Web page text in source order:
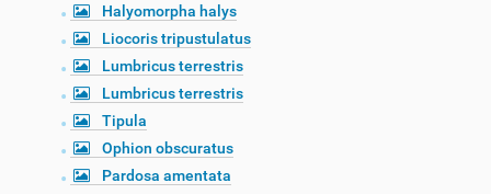
Halyomorpha halys
Liocoris tripustulatus
Lumbricus terrestris
Lumbricus terrestris
Tipula
Ophion obscuratus
Pardosa amentata